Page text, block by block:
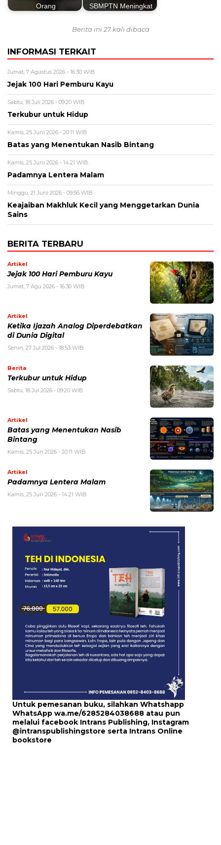
Orang
SBMPTN Meningkat
Berita ini 27 kali dibaca
INFORMASI TERKAIT
Jumat, 7 Agustus 2026 - 16:30 WIB
Jejak 100 Hari Pemburu Kayu
Sabtu, 18 Juli 2026 - 09:20 WIB
Terkubur untuk Hidup
Kamis, 25 Juni 2026 - 20:11 WIB
Batas yang Menentukan Nasib Bintang
Kamis, 25 Juni 2026 - 14:21 WIB
Padamnya Lentera Malam
Minggu, 21 Juni 2026 - 09:56 WIB
Keajaiban Makhluk Kecil yang Menggetarkan Dunia
Sains
BERITA TERBARU
Artikel
Jejak 100 Hari Pemburu Kayu
Jumat, 7 Agu 2026 - 16:30 WIB
Artikel
Ketika Ijazah Analog Diperdebatkan
di Dunia Digital
Senin, 27 Jul 2026 - 18:53 WIB
Berita
Terkubur untuk Hidup
Sabtu, 18 Jul 2026 - 09:20 WIB
Artikel
Batas yang Menentukan Nasib
Bintang
Kamis, 25 Jun 2026 - 20:11 WIB
Artikel
Padamnya Lentera Malam
Kamis, 25 Jun 2026 - 14:21 WIB
Untuk pemesanan buku, silahkan Whatshapp
WhatsApp wa.me/6285284038688 atau pun
melalui facebook Intrans Publishing, Instagram
@intranspublishingstore serta Intrans Online
bookstore